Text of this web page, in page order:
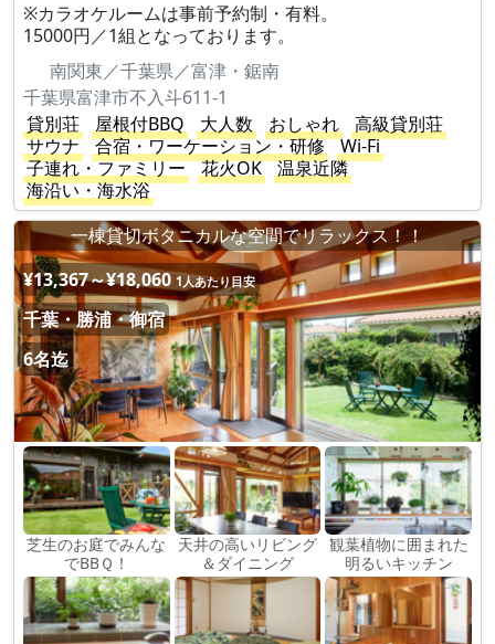
※カラオケルームは事前予約制・有料。
15000円／1組となっております。
南関東／千葉県／富津・鋸南
千葉県富津市不入斗611-1
貸別荘
屋根付BBQ 大人数 おしゃれ
高級貸別荘
サウナ
合宿・ワーケーション・研修
Wi-Fi
子連れ・ファミリー
花火OK
温泉近隣
海沿い・海水浴
一棟貸切ボタニカルな空間でリラックス！！
¥13,367～¥18,060 1人あたり目安
千葉・勝浦・御宿
6名迄
芝生のお庭でみんな
でBBＱ！
天井の高いリビング
＆ダイニング
観葉植物に囲まれた
明るいキッチン